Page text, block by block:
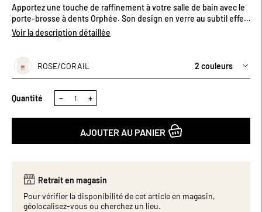
Apportez une touche de raffinement à votre salle de bain avec le
porte-brosse à dents Orphée. Son design en verre au subtil effet
dégradé allie élégance et modernité pour sublimer votre espace.
Craquez pour la gamme complète, avec le distributeur de savon
(cm) : 7 x 7 x 10.
Voir la description détaillée
ROSE/CORAIL 2 couleurs
Quantité − +
AJOUTER AU PANIER
Retrait en magasin
Pour vérifier la disponibilité de cet article en magasin,
géolocalisez-vous ou cherchez un lieu.